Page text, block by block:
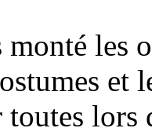
les
et
toutes